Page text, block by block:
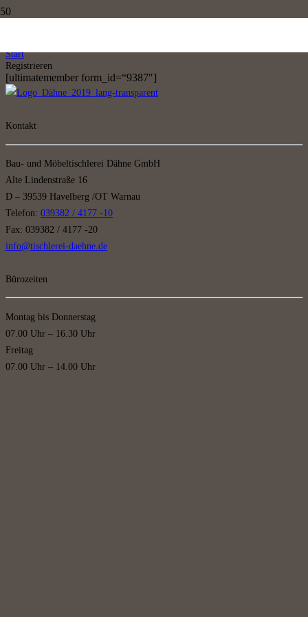
Start
Registrieren
[ultimatemember form_id=“9387″]
Kontakt
Bau- und Möbeltischlerei Dähne GmbH
Alte Lindenstraße 16
D – 39539 Havelberg /OT Warnau
Telefon: 039382 / 4177 -10
Fax: 039382 / 4177 -20
info@tischlerei-daehne.de
Bürozeiten
Montag bis Donnerstag
07.00 Uhr – 16.30 Uhr
Freitag
07.00 Uhr – 14.00 Uhr